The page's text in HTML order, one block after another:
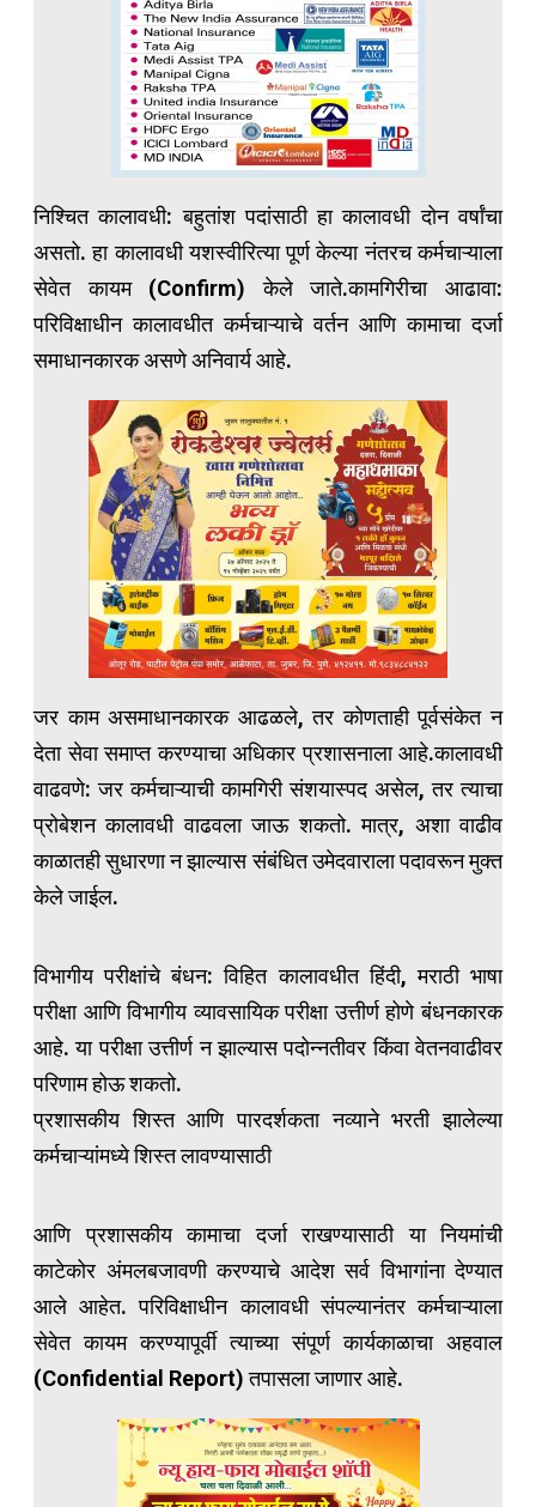
निश्चित कालावधी: बहुतांश पदांसाठी हा कालावधी दोन वर्षांचा
असतो. हा कालावधी यशस्वीरित्या पूर्ण केल्या नंतरच कर्मचाऱ्याला
सेवेत कायम (Confirm) केले जाते.कामगिरीचा आढावा:
परिविक्षाधीन कालावधीत कर्मचाऱ्याचे वर्तन आणि कामाचा दर्जा
समाधानकारक असणे अनिवार्य आहे.
जर काम असमाधानकारक आढळले, तर कोणताही पूर्वसंकेत न
देता सेवा समाप्त करण्याचा अधिकार प्रशासनाला आहे.कालावधी
वाढवणे: जर कर्मचाऱ्याची कामगिरी संशयास्पद असेल, तर त्याचा
प्रोबेशन कालावधी वाढवला जाऊ शकतो. मात्र, अशा वाढीव
काळातही सुधारणा न झाल्यास संबंधित उमेदवाराला पदावरून मुक्त
केले जाईल.
विभागीय परीक्षांचे बंधन: विहित कालावधीत हिंदी, मराठी भाषा
परीक्षा आणि विभागीय व्यावसायिक परीक्षा उत्तीर्ण होणे बंधनकारक
आहे. या परीक्षा उत्तीर्ण न झाल्यास पदोन्नतीवर किंवा वेतनवाढीवर
परिणाम होऊ शकतो.
प्रशासकीय शिस्त आणि पारदर्शकता नव्याने भरती झालेल्या
कर्मचाऱ्यांमध्ये शिस्त लावण्यासाठी
आणि प्रशासकीय कामाचा दर्जा राखण्यासाठी या नियमांची
काटेकोर अंमलबजावणी करण्याचे आदेश सर्व विभागांना देण्यात
आले आहेत. परिविक्षाधीन कालावधी संपल्यानंतर कर्मचाऱ्याला
सेवेत कायम करण्यापूर्वी त्याच्या संपूर्ण कार्यकाळाचा अहवाल
(Confidential Report) तपासला जाणार आहे.